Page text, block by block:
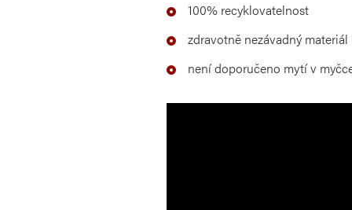
100% recyklovatelnost
zdravotně nezávadný materiál
není doporučeno mytí v